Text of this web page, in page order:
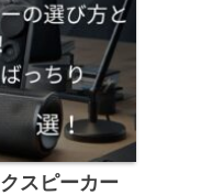
スピーカー